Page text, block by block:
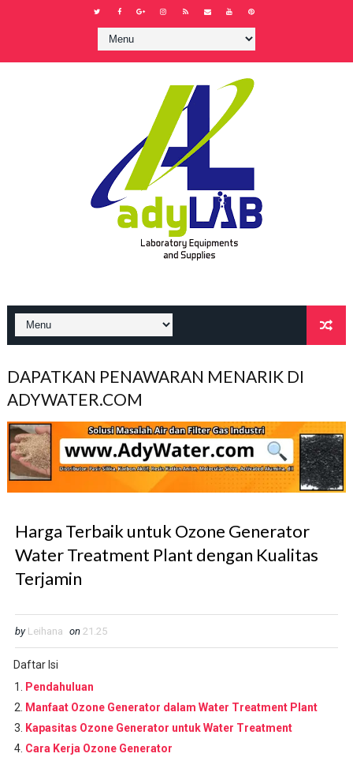
DAPATKAN PENAWARAN MENARIK DI
ADYWATER.COM
Harga Terbaik untuk Ozone Generator
Water Treatment Plant dengan Kualitas
Terjamin
by Leihana on 21.25
Daftar Isi
Pendahuluan
Manfaat Ozone Generator dalam Water Treatment Plant
Kapasitas Ozone Generator untuk Water Treatment
Cara Kerja Ozone Generator